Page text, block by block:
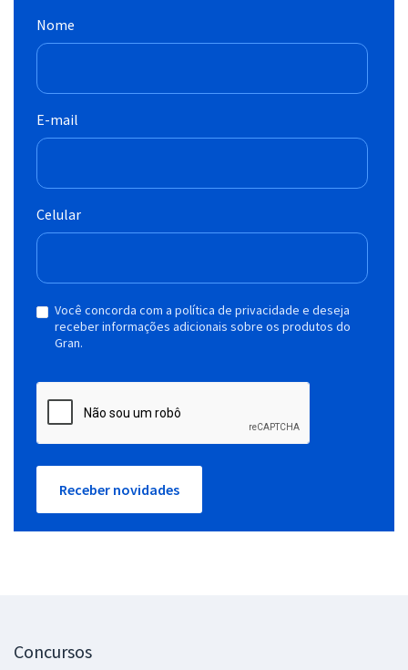
Nome
E-mail
Celular
Você concorda com a política de privacidade e deseja
receber informações adicionais sobre os produtos do
Gran.
Receber novidades
Concursos